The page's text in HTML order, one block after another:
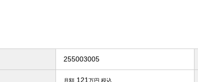
255003005
月額 121 万円 税込